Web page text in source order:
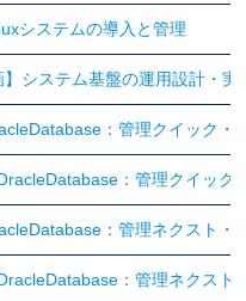
システムの導入と管理
】システム基盤の運用設計・
：管理クイック・
：管理クイック
：管理ネクスト・
：管理ネクスト